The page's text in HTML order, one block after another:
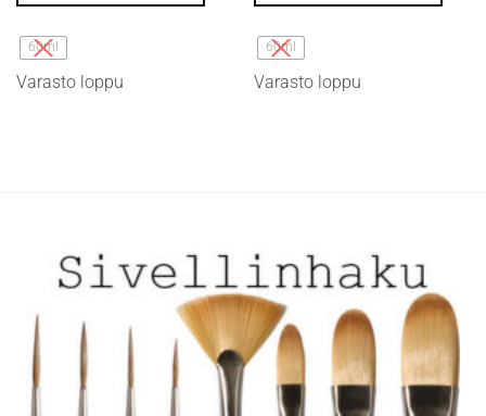
tuotteella
on
useampi
60ml
Varasto loppu
tuotteella
on
useampi
60ml
Varasto loppu